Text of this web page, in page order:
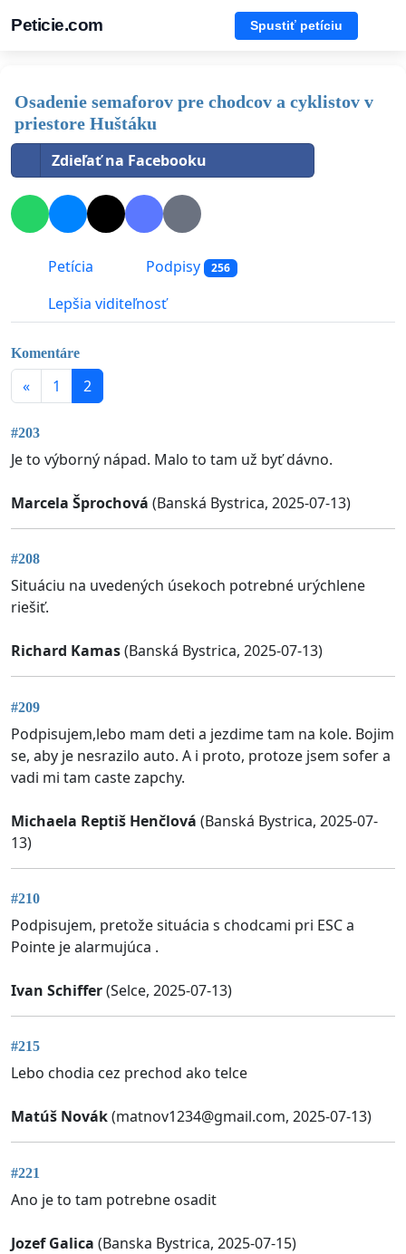
Peticie.com Spustiť petíciu
Osadenie semaforov pre chodcov a cyklistov v
priestore Huštáku
Zdieľať na Facebooku
Petícia Podpisy 256
Lepšia viditeľnosť
Komentáre
« 1 2
#203
Je to výborný nápad. Malo to tam už byť dávno.
Marcela Šprochová (Banská Bystrica, 2025-07-13)
#208
Situáciu na uvedených úsekoch potrebné urýchlene
riešiť.
Richard Kamas(Banská Bystrica, 2025-07-13)
#209
Podpisujem,lebo mam deti a jezdime tam na kole. Bojim
se, aby je nesrazilo auto. A i proto, protoze jsem sofer a
vadi mi tam caste zapchy.
Michaela Reptiš Henčlová (Banská Bystrica, 2025-07-
13)
#210
Podpisujem, pretože situácia s chodcami pri ESC a
Pointe je alarmujúca .
Ivan Schiffer(Selce, 2025-07-13)
#215
Lebo chodia cez prechod ako telce
Matúš Novák(matnov1234@gmail.com, 2025-07-13)
#221
Ano je to tam potrebne osadit
Jozef Galica (Banska Bystrica, 2025-07-15)